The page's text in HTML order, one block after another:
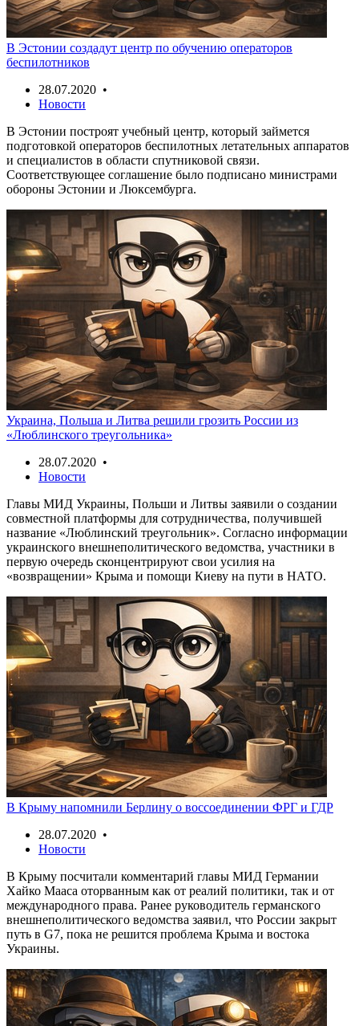
В Эстонии создадут центр по обучению операторов
беспилотников
28.07.2020 •
Новости
В Эстонии построят учебный центр, который займется
подготовкой операторов беспилотных летательных аппаратов
и специалистов в области спутниковой связи.
Соответствующее соглашение было подписано министрами
обороны Эстонии и Люксембурга.
Украина, Польша и Литва решили грозить России из
«Люблинского треугольника»
28.07.2020 •
Новости
Главы МИД Украины, Польши и Литвы заявили о создании
совместной платформы для сотрудничества, получившей
название «Люблинский треугольник». Согласно информации
украинского внешнеполитического ведомства, участники в
первую очередь сконцентрируют свои усилия на
«возвращении» Крыма и помощи Киеву на пути в НАТО.
В Крыму напомнили Берлину о воссоединении ФРГ и ГДР
28.07.2020 •
Новости
В Крыму посчитали комментарий главы МИД Германии
Хайко Мааса оторванным как от реалий политики, так и от
международного права. Ранее руководитель германского
внешнеполитического ведомства заявил, что России закрыт
путь в G7, пока не решится проблема Крыма и востока
Украины.